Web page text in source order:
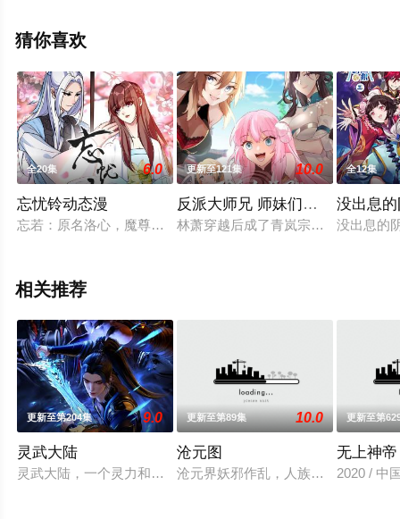
动漫、电视猫或剧情网等平台了解。
猜你喜欢
全20集 6.0
忘忧铃动态漫
忘若：原名洛心，魔尊之女。两千七百零三岁，勇敢，坚强，内
更新至121集 10.0
反派大师兄 师妹们不按套路出牌
林萧穿越后成了青岚宗的反派大师兄
全12集
没出息
没出息的
相关推荐
更新至第204集 9.0
灵武大陆
灵武大陆，一个灵力和武魂并存的世界，灵修一念动山河，武者
更新至第89集 10.0
沧元图
沧元界妖邪作乱，人族饱受摧残，主
更新至第
无上神帝
2020 / 中